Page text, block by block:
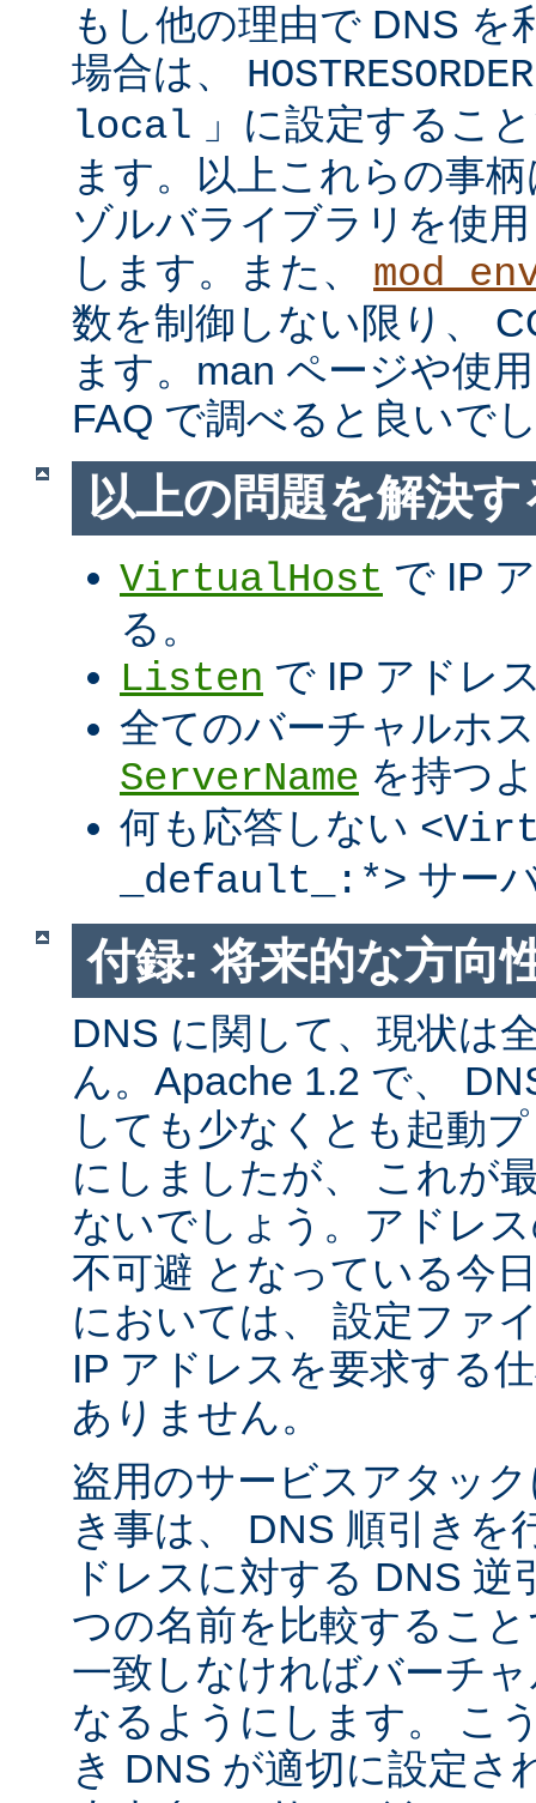
もし他の理由で DNS を
場合は、 HOSTRESORDER
local 」に設定するこ
ます。以上これらの事
ゾルバライブラリを使
します。また、
数を制御しない限り、
ます。man ページや使
FAQ で調べると良いで
以上の問題を解決す
VirtualHost で IP
る。
Listen で IP アドレ
全てのバーチャルホ
ServerName を持つ
何も応答しない
_default_:*> サー
付録: 将来的な方向
DNS に関して、現状は
ん。Apache 1.2 で、
しても少なくとも起動
にしましたが、 これが
ないでしょう。アドレ
不可避 となっている今
においては、 設定ファ
IP アドレスを要求する
ありません。
盗用のサービスアタッ
き事は、 DNS 順引きを
ドレスに対する DNS
つの名前を比較するこ
一致しなければバーチ
なるようにします。 こ
き DNS が適切に設定さ